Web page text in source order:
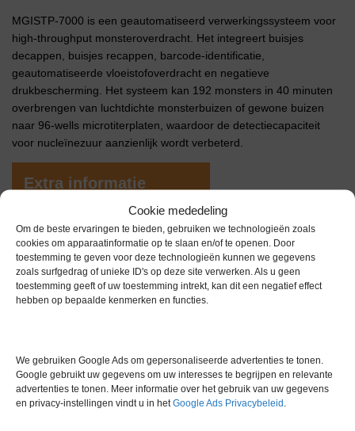
Cookie mededeling
Om de beste ervaringen te bieden, gebruiken we technologieën zoals
cookies om apparaatinformatie op te slaan en/of te openen. Door
toestemming te geven voor deze technologieën kunnen we gegevens
zoals surfgedrag of unieke ID's op deze site verwerken. Als u geen
toestemming geeft of uw toestemming intrekt, kan dit een negatief effect
hebben op bepaalde kenmerken en functies.
We gebruiken Google Ads om gepersonaliseerde advertenties te tonen.
Google gebruikt uw gegevens om uw interesses te begrijpen en relevante
advertenties te tonen. Meer informatie over het gebruik van uw gegevens
en privacy-instellingen vindt u in hetGoogle Ads Privacybeleid .
MGISTP-7000 is een geautomatiseerd verwerkingssysteem voor
high-throughput monsteroverdracht. Het integreert buisjes
decappen, buisjes recappen, barcode-identificatie,
geautomatiseerde vloeistofoverdracht en negatieve
drukbescherming. Het systeem kan 192 monsters in 40 minuten
overbrengen van luchtdichte monsterbuizen of gewone buizen
naar 96-wells microtiterplaten, waardoor de detectiecapaciteit
voor nucleïnezuur aanzienlijk wordt verbeterd.
Extra informatie
Gewicht 0,0 kg
Garantie 0 maanden
Conditie Gebruikt in goede conditie